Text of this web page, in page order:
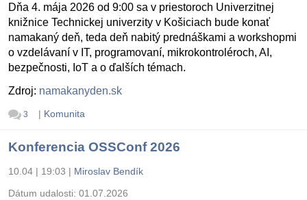
Dňa 4. mája 2026 od 9:00 sa v priestoroch Univerzitnej
knižnice Technickej univerzity v Košiciach bude konať
namakaný deň, teda deň nabitý prednáškami a workshopmi
o vzdelávaní v IT, programovaní, mikrokontroléroch, AI,
bezpečnosti, IoT a o ďalších témach.
Zdroj: namakanyden.sk
3 | Komunita
Konferencia OSSConf 2026
10.04 | 19:03 | Miroslav Bendík
Dátum udalosti: 01.07.2026